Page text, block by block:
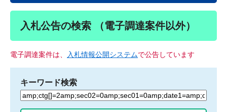
入札公告の検索 （電子調達案件以外）
電子調達案件は、 入札情報公開システムで公告しています
キーワード検索
検